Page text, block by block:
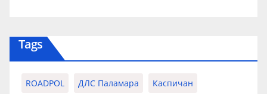
Tags
ROADPOL ДЛС Паламара Каспичан